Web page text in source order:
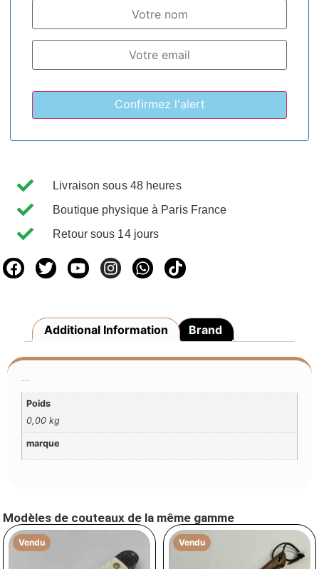
Livraison sous 48 heures
Boutique physique à Paris France
Retour sous 14 jours
Additional Information Brand
Poids
0,00 kg
marque
Modèles de couteaux de la même gamme
Vendu Vendu